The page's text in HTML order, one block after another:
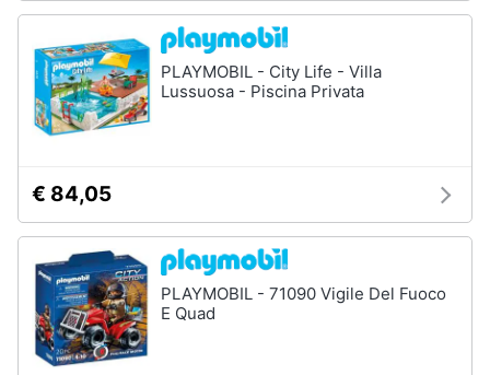
PLAYMOBIL - City Life - Villa
Lussuosa - Piscina Privata
€ 84,05
PLAYMOBIL - 71090 Vigile Del Fuoco
E Quad